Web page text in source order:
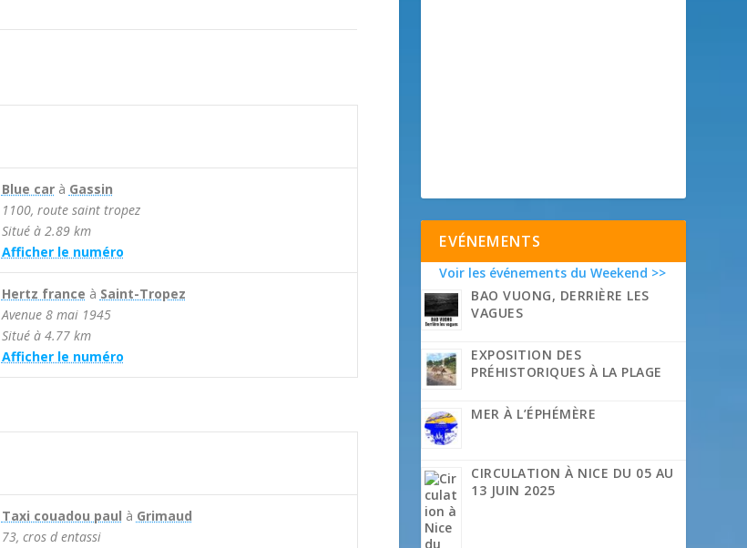
Blue carà Gassin
1100, route saint tropez
Situé à 2.89 km
Afficher le numéro
Hertz france à Saint-Tropez
Avenue 8 mai 1945
Situé à 4.77 km
Afficher le numéro
Taxi couadou paul à Grimaud
73, cros d entassi
EVÉNEMENTS
Voir les événements du Weekend >>
BAO VUONG, DERRIÈRE LES
VAGUES
EXPOSITION DES
PRÉHISTORIQUES À LA PLAGE
MER À L’ÉPHÉMÈRE
CIRCULATION À NICE DU 05 AU
13 JUIN 2025